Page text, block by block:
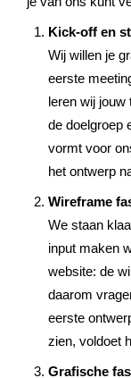
Kick-off en
Wij willen je
eerste
leren wij
de doelgroep
vormt voor
het ontwerp
Wireframe
We staan
input maken
website: de
daarom
eerste
zien, voldoet
Grafische